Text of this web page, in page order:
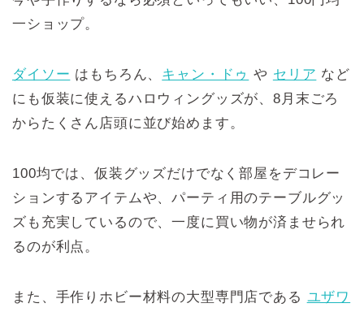
一ショップ。
ダイソー はもちろん、 キャン・ドゥ や セリア など
にも仮装に使えるハロウィングッズが、8月末ごろ
からたくさん店頭に並び始めます。
100均では、仮装グッズだけでなく部屋をデコレー
ションするアイテムや、パーティ用のテーブルグッ
ズも充実しているので、一度に買い物が済ませられ
るのが利点。
また、手作りホビー材料の大型専門店である ユザワ